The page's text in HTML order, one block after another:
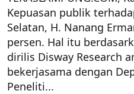
Kepuasan publik
Selatan, H. Nanang
persen. Hal itu
dirilis Disway Research
bekerjasama dengan
Peneliti...